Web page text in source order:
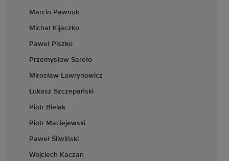
Marcin Pawnuk
Michał Kijaczko
Paweł Piszko
Przemysław Sareło
Mirosław Ławrynowicz
Łukasz Szczepański
Piotr Bielak
Piotr Maciejewski
Paweł Śliwiński
Wojciech Kaczan